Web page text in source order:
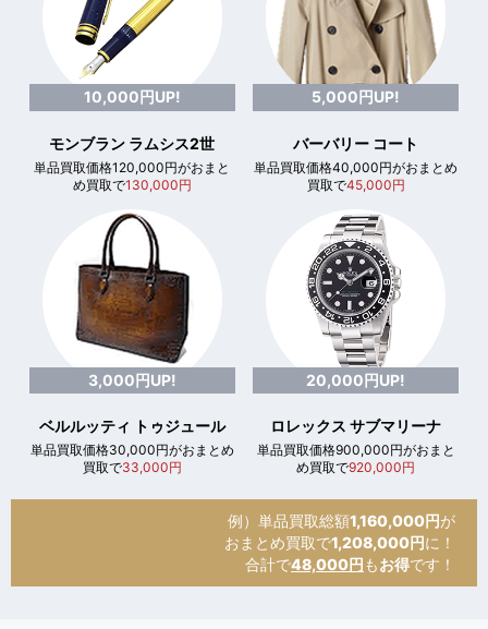
10,000円UP!
モンブラン ラムシス2世
単品買取価格120,000円がおまと
め買取で130,000円
5,000円UP!
バーバリー コート
単品買取価格40,000円がおまとめ
買取で45,000円
3,000円UP!
ベルルッティ トゥジュール
単品買取価格30,000円がおまとめ
買取で33,000円
20,000円UP!
ロレックス サブマリーナ
単品買取価格900,000円がおまと
め買取で920,000円
例）単品買取総額1,160,000円が
おまとめ買取で1,208,000円に！
合計で48,000円 もお得です！